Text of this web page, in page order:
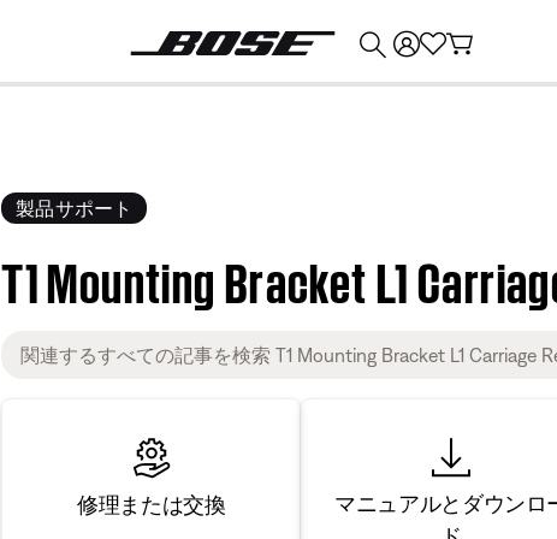
製品サポート
T1 Mounting Bracket L1
修理または交換
マニュアルとダウンロ